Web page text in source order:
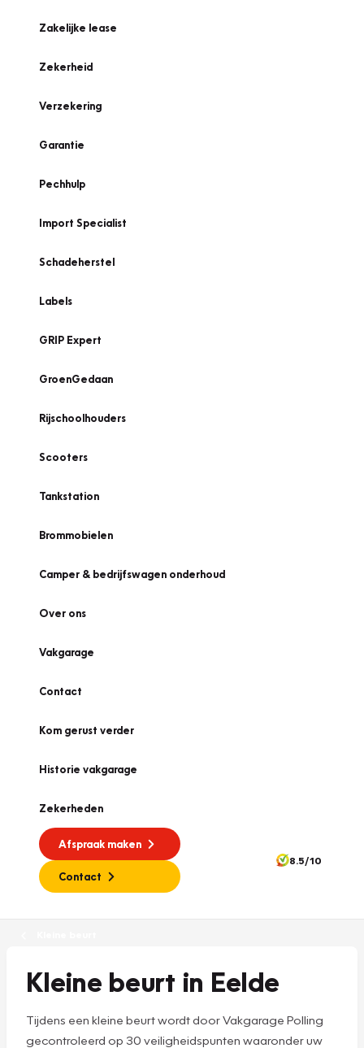
Zakelijke lease
Zekerheid
Verzekering
Garantie
Pechhulp
Import Specialist
Schadeherstel
Labels
GRIP Expert
GroenGedaan
Rijschoolhouders
Scooters
Tankstation
Brommobielen
Camper & bedrijfswagen onderhoud
Over ons
Vakgarage
Contact
Kom gerust verder
Historie vakgarage
Zekerheden
Afspraak maken
Contact
8.5/10
Kleine beurt in Eelde
Tijdens een kleine beurt wordt door Vakgarage Polling
gecontroleerd op 30 veiligheidspunten waaronder uw